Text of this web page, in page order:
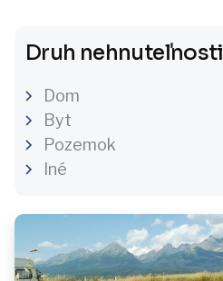
Druh nehnuteľnosti
Dom
Byt
Pozemok
Iné